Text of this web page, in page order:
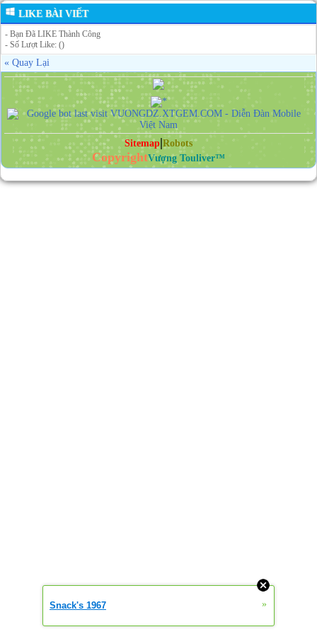
LIKE BÀI VIẾT
- Bạn Đã LIKE Thành Công
- Số Lượt Like: ()
« Quay Lại
Sitemap|Robots
CopyrightVượng Touliver™
Snack's 1967 »